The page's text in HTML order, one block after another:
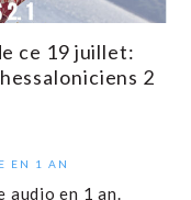
ce 19 juillet:
2
EN 1 AN
audio en 1 an.